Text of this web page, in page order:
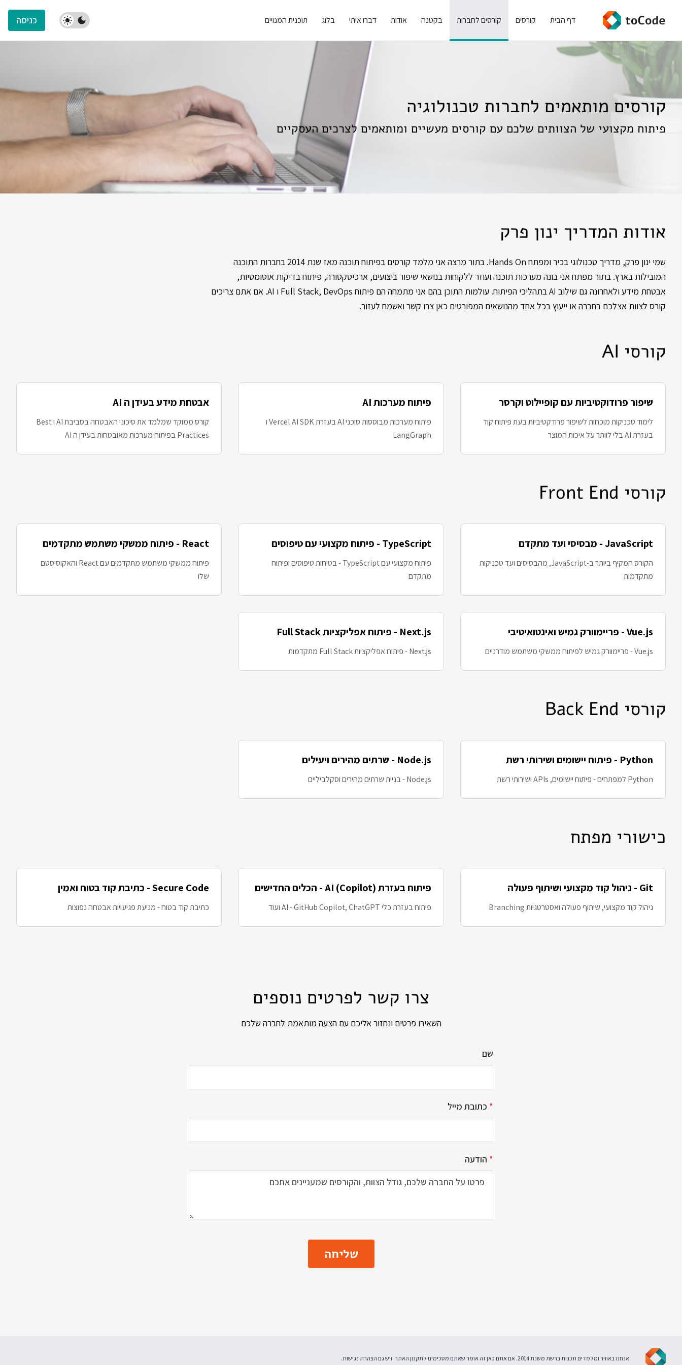
דף הבית קורסים קורסים לחברות בקטנה אודות דברו איתי בלוג תוכנית המנויים כניסה
קורסים מותאמים לחברות טכנולוגיה
פיתוח מקצועי של הצוותים שלכם עם קורסים מעשיים ומותאמים לצרכים העסקיים
אודות המדריך ינון פרק
שמי ינון פרק, מדריך טכנולוגי בכיר ומפתח Hands On. בתור מרצה אני מלמד קורסים בפיתוח תוכנה מאז שנת 2014 בחברות התוכנה
המובילות בארץ. בתור מפתח אני בונה מערכות תוכנה ועוזר ללקוחות בנושאי שיפור ביצועים, ארכיטקטורה, פיתוח בדיקות אוטומטיות,
אבטחת מידע ולאחרונה גם שילוב AI בתהליכי הפיתוח. עולמות התוכן בהם אני מתמחה הם פיתוח Full Stack, DevOps ו AI. אם אתם צריכים
קורס לצוות אצלכם בחברה או ייעוץ בכל אחד מהנושאים המפורטים כאן צרו קשר ואשמח לעזור.
קורסי AI
שיפור פרודוקטיביות עם קופיילוט וקרסר
לימוד טכניקות מוכחות לשיפור פרודקטיביות בעת פיתוח קוד
בעזרת AI בלי לוותר על איכות המוצר
פיתוח מערכות AI
פיתוח מערכות מבוססות סוכני AI בעזרת Vercel AI SDK ו
LangGraph
אבטחת מידע בעידן ה AI
קורס ממוקד שמלמד את סיכוני האבטחה בסביבת AI ו Best
Practices בפיתוח מערכות מאובטחות בעידן ה AI
קורסי Front End
JavaScript - מבסיסי ועד מתקדם
הקורס המקיף ביותר ב-JavaScript, מהבסיסים ועד טכניקות
מתקדמות
TypeScript - פיתוח מקצועי עם טיפוסים
פיתוח מקצועי עם TypeScript - בטיחות טיפוסים ופיתוח
מתקדם
React - פיתוח ממשקי משתמש מתקדמים
פיתוח ממשקי משתמש מתקדמים עם React והאקוסיסטם
שלו
Vue.js - פריימוורק גמיש ואינטואיטיבי
Vue.js - פריימוורק גמיש לפיתוח ממשקי משתמש מודרניים
Next.js - פיתוח אפליקציות Full Stack
Next.js - פיתוח אפליקציות Full Stack מתקדמות
קורסי Back End
Python - פיתוח יישומים ושירותי רשת
Python למפתחים - פיתוח יישומים, APIs ושירותי רשת
Node.js - שרתים מהירים ויעילים
Node.js - בניית שרתים מהירים וסקלביליים
כישורי מפתח
Git - ניהול קוד מקצועי ושיתוף פעולה
ניהול קוד מקצועי, שיתוף פעולה ואסטרטגיות Branching
פיתוח בעזרת AI (Copilot) - הכלים החדישים
פיתוח בעזרת כלי AI - GitHub Copilot, ChatGPT ועוד
Secure Code - כתיבת קוד בטוח ואמין
כתיבת קוד בטוח - מניעת פגיעויות אבטחה נפוצות
צרו קשר לפרטים נוספים
השאירו פרטים ונחזור אליכם עם הצעה מותאמת לחברה שלכם
שם
* כתובת מייל
* הודעה
שליחה
אנחנו באוויר ומלמדים תכנות ברשת משנת 2014. אם אתם כאן זה אומר שאתם מסכימים ל תקנון האתר. ויש גם הצהרת נגישות.